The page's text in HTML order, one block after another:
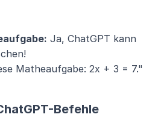
Ja, ChatGPT kann
Matheaufgabe: 2x + 3 = 7."
Befehle